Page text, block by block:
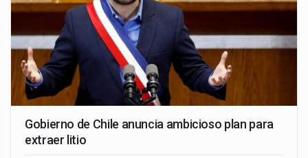
Gobierno de Chile anuncia ambicioso plan para
extraer litio